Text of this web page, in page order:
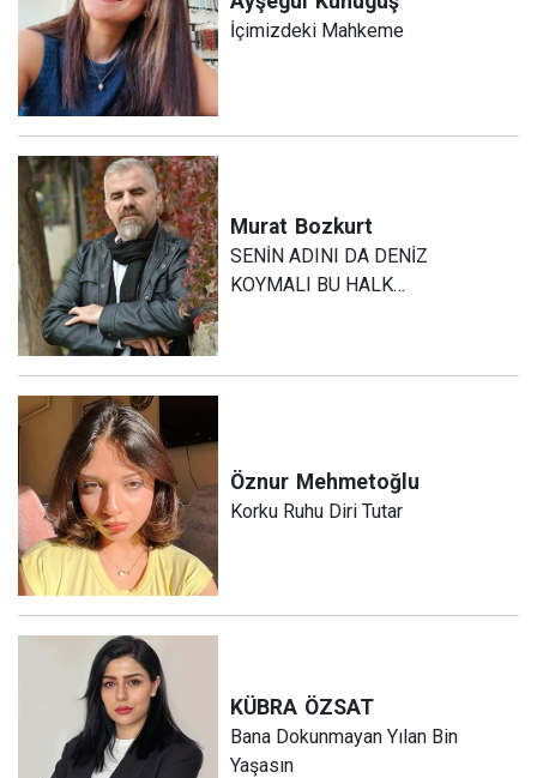
İçimizdeki Mahkeme
Murat Bozkurt
SENİN ADINI DA DENİZ
KOYMALI BU HALK…
Öznur Mehmetoğlu
Korku Ruhu Diri Tutar
KÜBRA ÖZSAT
Bana Dokunmayan Yılan Bin
Yaşasın